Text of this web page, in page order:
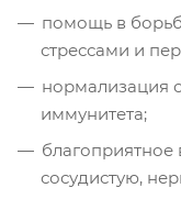
помощь в
стрессами и
нормализация
иммунитета;
благоприятное
сосудистую,